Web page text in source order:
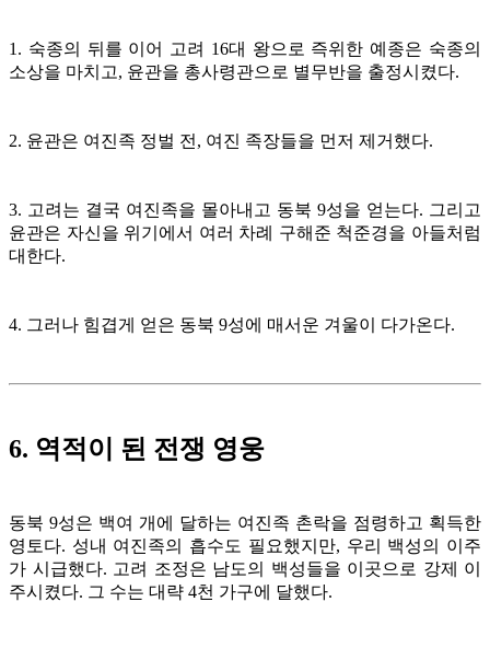
1. 숙종의 뒤를 이어 고려 16대 왕으로 즉위한 예종은 숙종의
소상을 마치고, 윤관을 총사령관으로 별무반을 출정시켰다.
2. 윤관은 여진족 정벌 전, 여진 족장들을 먼저 제거했다.
3. 고려는 결국 여진족을 몰아내고 동북 9성을 얻는다. 그리고
윤관은 자신을 위기에서 여러 차례 구해준 척준경을 아들처럼
대한다.
4. 그러나 힘겹게 얻은 동북 9성에 매서운 겨울이 다가온다.
6. 역적이 된 전쟁 영웅
동북 9성은 백여 개에 달하는 여진족 촌락을 점령하고 획득한
영토다. 성내 여진족의 흡수도 필요했지만, 우리 백성의 이주
가 시급했다. 고려 조정은 남도의 백성들을 이곳으로 강제 이
주시켰다. 그 수는 대략 4천 가구에 달했다.